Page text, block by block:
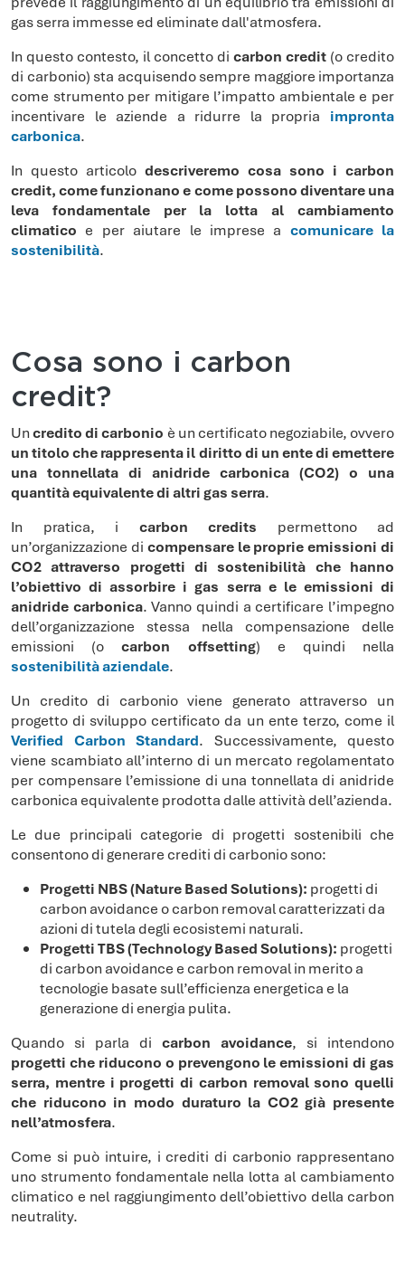
gas serra immesse ed eliminate dall'atmosfera.
In questo contesto, il concetto di carbon credit (o credito
di carbonio) sta acquisendo sempre maggiore importanza
come strumento per mitigare l’impatto ambientale e per
incentivare le aziende a ridurre la propria impronta
carbonica.
In questo articolo descriveremo cosa sono i carbon
credit, come funzionano e come possono diventare una
leva fondamentale per la lotta al cambiamento
climatico e per aiutare le imprese a comunicare la
sostenibilità.
Cosa sono i carbon
credit?
Uncredito di carbonio è un certificato negoziabile, ovvero
un titolo che rappresenta il diritto di un ente di emettere
una tonnellata di anidride carbonica (CO2) o una
quantità equivalente di altri gas serra.
In pratica, i carbon credits permettono ad
un’organizzazione di compensare le proprie emissioni di
CO2 attraverso progetti di sostenibilità che hanno
l’obiettivo di assorbire i gas serra e le emissioni di
anidride carbonica. Vanno quindi a certificare l’impegno
dell’organizzazione stessa nella compensazione delle
emissioni (ocarbon offsetting) e quindi nella
sostenibilità aziendale.
Un credito di carbonio viene generato attraverso un
progetto di sviluppo certificato da un ente terzo, come il
Verified Carbon Standard. Successivamente, questo
viene scambiato all’interno di un mercato regolamentato
per compensare l’emissione di una tonnellata di anidride
carbonica equivalente prodotta dalle attività dell’azienda.
Le due principali categorie di progetti sostenibili che
consentono di generare crediti di carbonio sono:
Progetti NBS (Nature Based Solutions): progetti di
carbon avoidance o carbon removal caratterizzati da
azioni di tutela degli ecosistemi naturali.
Progetti TBS (Technology Based Solutions): progetti
di carbon avoidance e carbon removal in merito a
tecnologie basate sull’efficienza energetica e la
generazione di energia pulita.
Quando si parla di carbon avoidance, si intendono
progetti che riducono o prevengono le emissioni di gas
serra, mentre i progetti di carbon removal sono quelli
che riducono in modo duraturo la CO2 già presente
nell’atmosfera.
Come si può intuire, i crediti di carbonio rappresentano
uno strumento fondamentale nella lotta al cambiamento
climatico e nel raggiungimento dell’obiettivo della carbon
neutrality.